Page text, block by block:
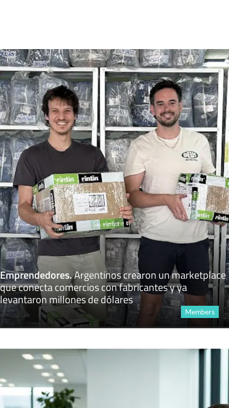
Emprendedores.Argentinos crearon un marketplace
que conecta comercios con fabricantes y ya
levantaron millones de dólares
Members